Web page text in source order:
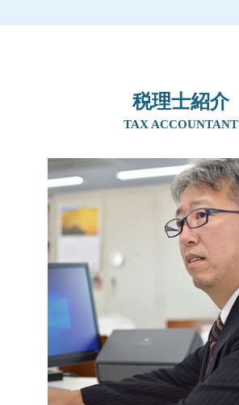
相続税早見表 改正
相続税 配偶者控除
相続税 申告不要
生前贈与 現金 手渡し
生前贈与 非課税 住宅
住宅資金贈与 父母 それぞれ
住宅取得資金贈与 タイミング
贈与税 住宅 非課税 申告
贈与税 誰が払う
事業承継税制 特例承継計画
事業承継 後継者募集
会社 後継者 募集
事業譲渡 個人
親族内承継 親族外承継
後継者 募集
親族内承継
親族内承継 課題
事業承継 個人
事業承継 奈良県
事業承継 大阪府
相続 大阪府
生前対策 吹田市
生前対策 兵庫県
相続 阪神間
事業承継 兵庫県
生前対策 奈良県
生前対策 北摂エリア
生前対策 阪神間
税理士紹介
TAX ACCOUNTANT